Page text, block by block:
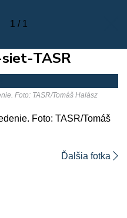
1 / 1
TASR
Foto: TASR/Tomáš Halász
Foto: TASR/Tomáš
Ďalšia fotka